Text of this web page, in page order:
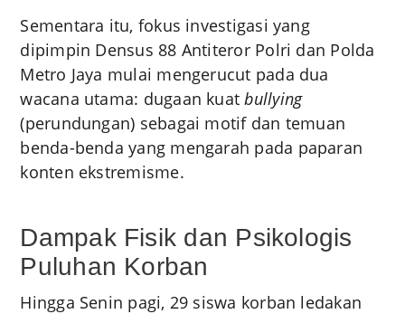
Sementara itu, fokus investigasi yang
dipimpin Densus 88 Antiteror Polri dan Polda
Metro Jaya mulai mengerucut pada dua
wacana utama: dugaan kuatbullying
(perundungan) sebagai motif dan temuan
benda-benda yang mengarah pada paparan
konten ekstremisme.
Dampak Fisik dan Psikologis
Puluhan Korban
Hingga Senin pagi, 29 siswa korban ledakan